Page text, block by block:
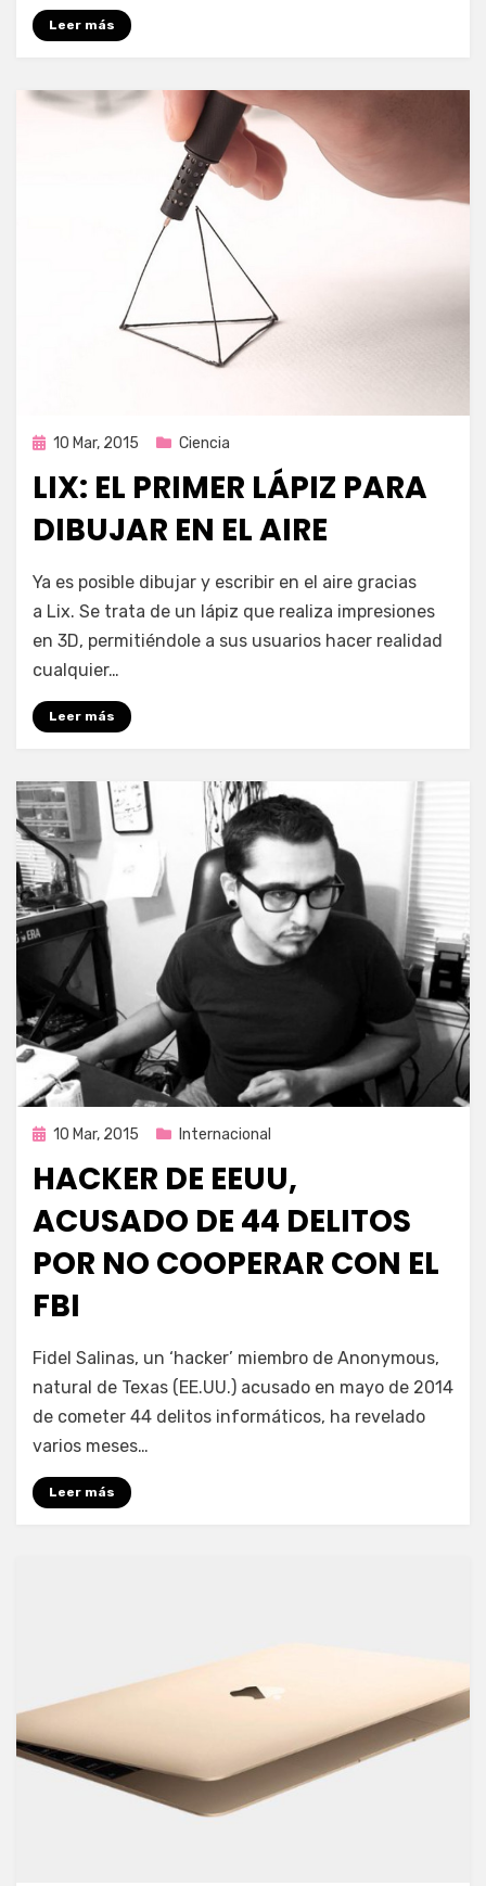
Leer más
Publicada
10 Mar, 2015 Ciencia
LIX: EL PRIMER LÁPIZ PARA
DIBUJAR EN EL AIRE
Enrique
Ya es posible dibujar y escribir en el aire gracias
a Lix. Se trata de un lápiz que realiza impresiones
en 3D, permitiéndole a sus usuarios hacer realidad
cualquier…
Leer más
Publicada
10 Mar, 2015 Internacional
HACKER DE EEUU,
ACUSADO DE 44 DELITOS
POR NO COOPERAR CON EL
FBI
porEnrique
Fidel Salinas, un ‘hacker’ miembro de Anonymous,
natural de Texas (EE.UU.) acusado en mayo de 2014
de cometer 44 delitos informáticos, ha revelado
varios meses…
Leer más